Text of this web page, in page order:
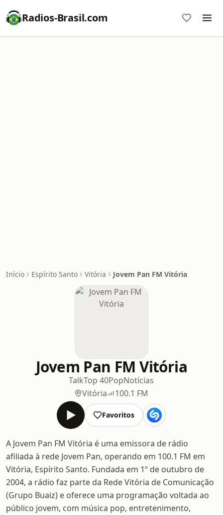
Radios-Brasil.com
Início Espírito Santo Vitória Jovem Pan FM Vitória
Jovem Pan FM Vitória
TalkTop 40PopNotícias
Vitória
100.1 FM
Favoritos
A Jovem Pan FM Vitória é uma emissora de rádio
afiliada à rede Jovem Pan, operando em 100.1 FM em
Vitória, Espírito Santo. Fundada em 1º de outubro de
2004, a rádio faz parte da Rede Vitória de Comunicação
(Grupo Buaiz) e oferece uma programação voltada ao
público jovem, com música pop, entretenimento,